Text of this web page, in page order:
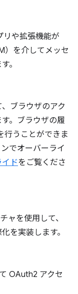
リや拡張機能が
）を介してメッセ
。
ブラウザのアク
。ブラウザの履
行うことができま
でオーバーライ
ドをご覧くださ
ャを使用して、
を実装します。
OAuth2 アクセ